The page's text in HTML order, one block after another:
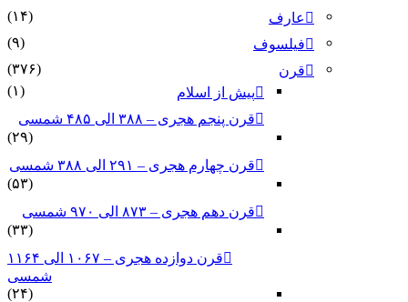
عارف
(۱۴)
فیلسوف
(۹)
قرن
(۳۷۶)
پیش از اسلام
(۱)
قرن پنجم هجری – ۳۸۸ الی ۴۸۵ شمسی
(۲۹)
قرن چهارم هجری – ۲۹۱ الی ۳۸۸ شمسی
(۵۳)
قرن دهم هجری – ۸۷۳ الی ۹۷۰ شمسی
(۳۳)
قرن دوازده هجری – ۱۰۶۷ الی ۱۱۶۴
شمسی
(۲۴)